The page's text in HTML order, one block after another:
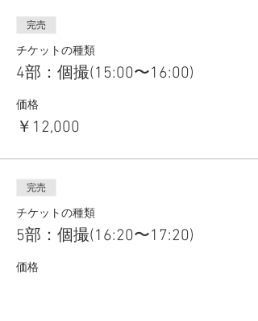
完売
チケットの種類
4部：個撮(15:00〜16:00)
価格
￥12,000
完売
チケットの種類
5部：個撮(16:20〜17:20)
価格